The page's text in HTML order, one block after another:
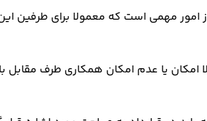
امور مهمی است که معمولا برای طرفین
یا عدم امکان همکاری طرف مقابل